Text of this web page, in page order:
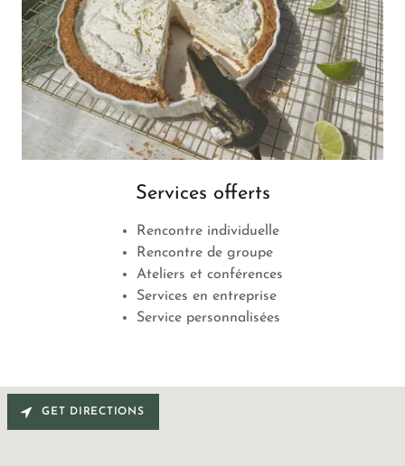
Services offerts
Rencontre individuelle
Rencontre de groupe
Ateliers et conférences
Services en entreprise
Service personnalisées
GET DIRECTIONS